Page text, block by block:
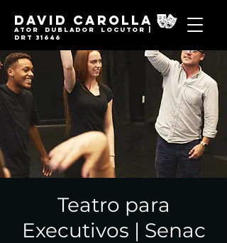
David Carolla
Ator Dublador locutor |
DRT 31646
Teatro para
Executivos | Senac